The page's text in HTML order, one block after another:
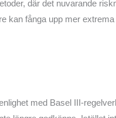
där det nuvarande
kan fånga upp mer extrema
med Basel III-